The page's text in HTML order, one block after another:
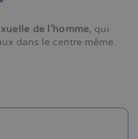
de l'homme, qui
dans le centre même.